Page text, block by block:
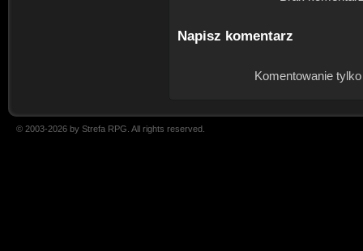
Napisz komentarz
Komentowanie
© 2003-2026 by Strefa RPG. All rights reserved.